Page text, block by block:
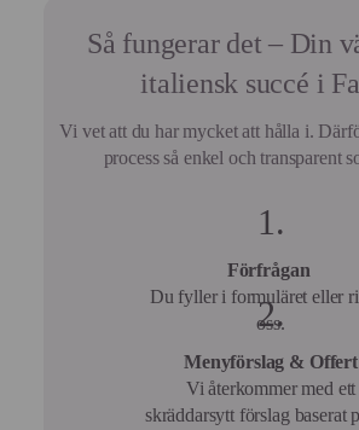
Så fungerar det – Din
italiensk succé i
Vi vet att du har mycket att hålla i.
process så enkel och transparent
Förfrågan
Du fyller i formuläret eller
oss.
Menyförslag & Offert
Vi återkommer med ett
skräddarsytt förslag baserat